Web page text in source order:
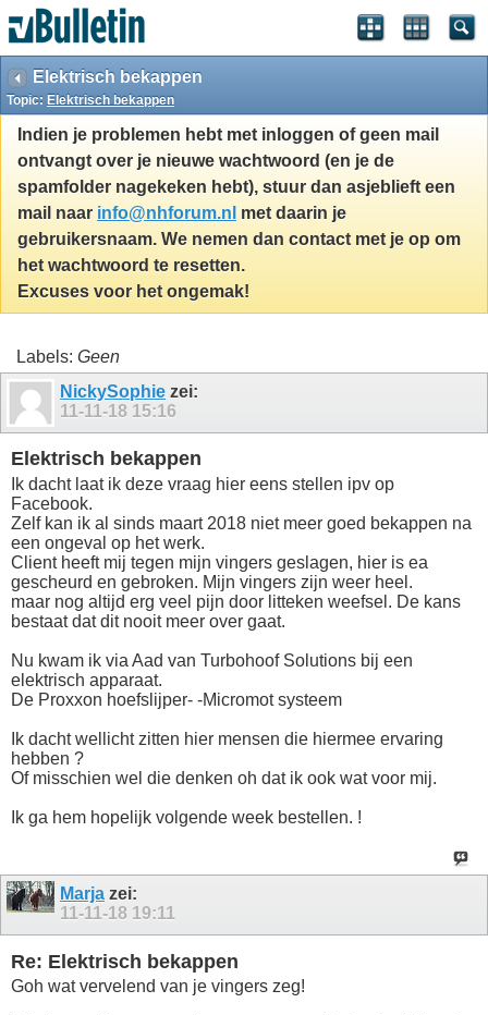
Elektrisch bekappen
Topic: Elektrisch bekappen
Indien je problemen hebt met inloggen of geen mail
ontvangt over je nieuwe wachtwoord (en je de
spamfolder nagekeken hebt), stuur dan asjeblieft een
mail naar info@nhforum.nl met daarin je
gebruikersnaam. We nemen dan contact met je op om
het wachtwoord te resetten.
Excuses voor het ongemak!
Labels: Geen
NickySophie zei:
11-11-18 15:16
Elektrisch bekappen
Ik dacht laat ik deze vraag hier eens stellen ipv op
Facebook.
Zelf kan ik al sinds maart 2018 niet meer goed bekappen na
een ongeval op het werk.
Client heeft mij tegen mijn vingers geslagen, hier is ea
gescheurd en gebroken. Mijn vingers zijn weer heel.
maar nog altijd erg veel pijn door litteken weefsel. De kans
bestaat dat dit nooit meer over gaat.
Nu kwam ik via Aad van Turbohoof Solutions bij een
elektrisch apparaat.
De Proxxon hoefslijper- -Micromot systeem
Ik dacht wellicht zitten hier mensen die hiermee ervaring
hebben ?
Of misschien wel die denken oh dat ik ook wat voor mij.
Ik ga hem hopelijk volgende week bestellen. !
Marja zei:
11-11-18 19:11
Re: Elektrisch bekappen
Goh wat vervelend van je vingers zeg!